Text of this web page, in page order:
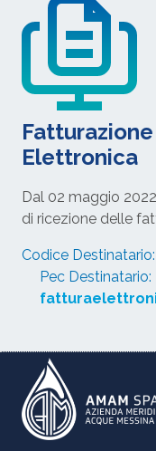
Fatturazione
Elettronica
Dal 02 maggio
di ricezione delle
Codice Destinatario:
Pec Destinatario: